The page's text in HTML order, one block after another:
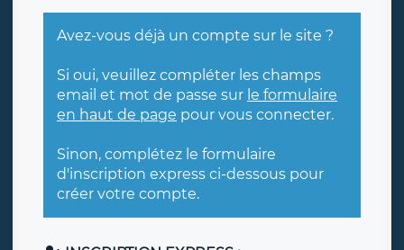
Avez-vous déjà un compte sur le site ?
Si oui, veuillez compléter les champs
email et mot de passe sur le formulaire
en haut de page pour vous connecter.
Sinon, complétez le formulaire
d'inscription express ci-dessous pour
créer votre compte.